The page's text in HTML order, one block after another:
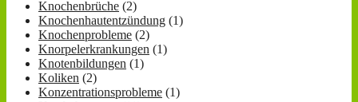
Knochenbrüche (2)
Knochenhautentzündung (1)
Knochenprobleme (2)
Knorpelerkrankungen (1)
Knotenbildungen (1)
Koliken (2)
Konzentrationsprobleme (1)